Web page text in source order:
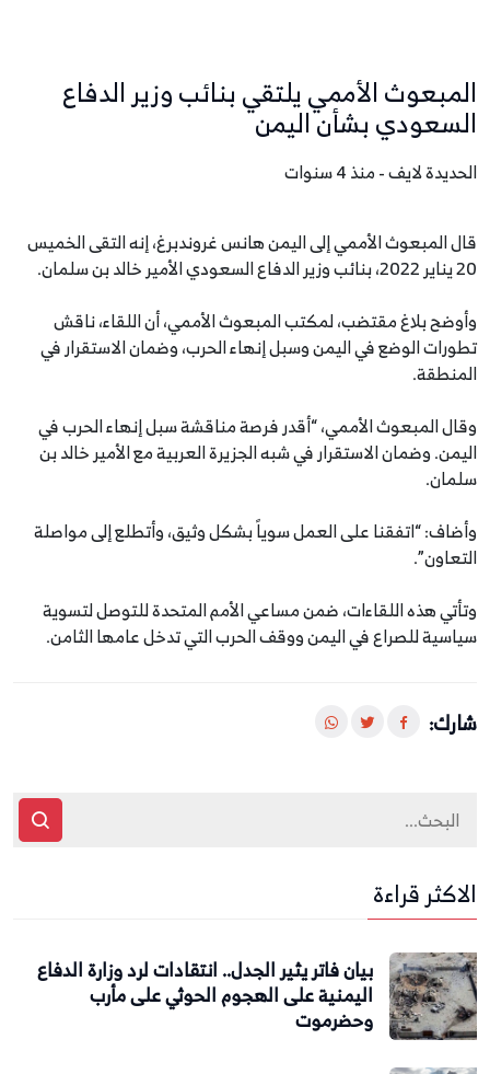
المبعوث الأممي يلتقي بنائب وزير الدفاع
السعودي بشأن اليمن
الحديدة لايف - منذ 4 سنوات
قال المبعوث الأممي إلى اليمن هانس غروندبرغ، إنه التقى الخميس
20 يناير 2022، بنائب وزير الدفاع السعودي الأمير خالد بن سلمان.
وأوضح بلاغ مقتضب، لمكتب المبعوث الأممي، أن اللقاء، ناقش
تطورات الوضع في اليمن وسبل إنهاء الحرب، وضمان الاستقرار في
المنطقة.
وقال المبعوث الأممي، “أقدر فرصة مناقشة سبل إنهاء الحرب في
اليمن. وضمان الاستقرار في شبه الجزيرة العربية مع الأمير خالد بن
سلمان.
وأضاف: “اتفقنا على العمل سوياً بشكل وثيق، وأتطلع إلى مواصلة
التعاون”.
وتأتي هذه اللقاءات، ضمن مساعي الأمم المتحدة للتوصل لتسوية
سياسية للصراع في اليمن ووقف الحرب التي تدخل عامها الثامن.
شارك:
الاكثر قراءة
بيان فاتر يثير الجدل.. انتقادات لرد وزارة الدفاع
اليمنية على الهجوم الحوثي على مأرب
وحضرموت